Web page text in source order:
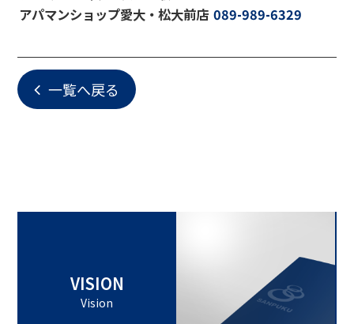
アパマンショップ愛大・松大前店 089-989-6329
一覧へ戻る
VISION
Vision